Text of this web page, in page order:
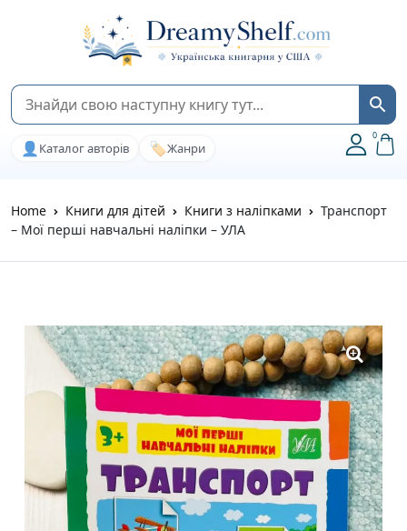
👤 Каталог авторів 🏷️Жанри
0
Home Книги для дітей Книги з наліпками
Транспорт
– Мої перші навчальні наліпки – УЛА